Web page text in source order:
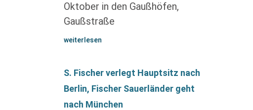
Oktober in den Gaußhöfen,
Gaußstraße
weiterlesen
S. Fischer verlegt Hauptsitz nach
Berlin, Fischer Sauerländer geht
nach München